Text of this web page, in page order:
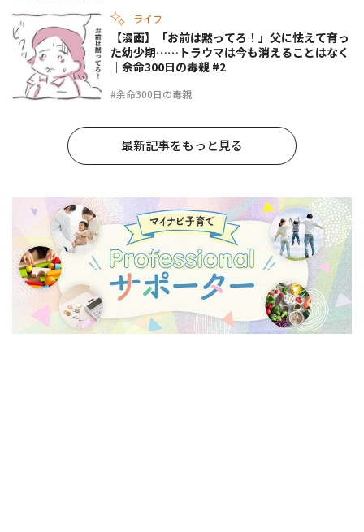
ライフ
#余命300日の毒親
【漫画】「お前は黙ってろ！」父に怯えて育っ
た幼少期……トラウマは今も消えることはなく
｜余命300日の毒親 #2
最新記事をもっと見る